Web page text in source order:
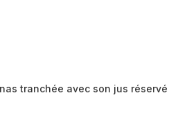
tranchée avec son jus réservé